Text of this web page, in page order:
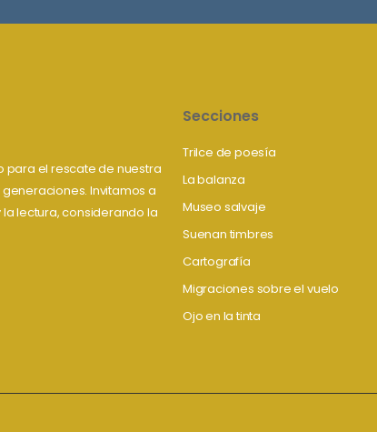
para el rescate de nuestra
Invitamos a
lectura, considerando la
Secciones
Trilce de poesía
La balanza
Museo salvaje
Suenan timbres
Cartografía
Migraciones sobre el vuelo
Ojo en la tinta